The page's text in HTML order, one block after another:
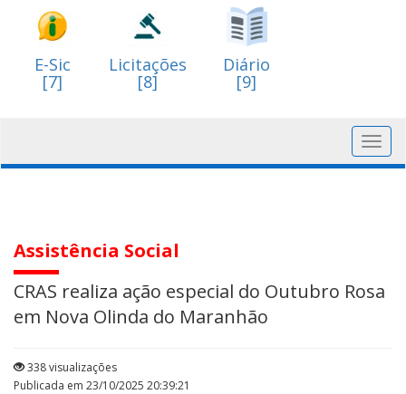
E-Sic
[7]
Licitações
[8]
Diário
[9]
Assistência Social
CRAS realiza ação especial do Outubro Rosa
em Nova Olinda do Maranhão
338 visualizações
Publicada em 23/10/2025 20:39:21